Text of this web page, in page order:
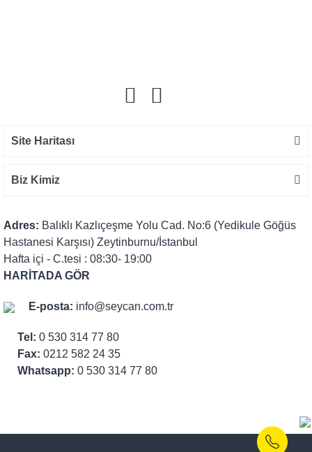
Site Haritası
Biz Kimiz
Adres: Balıklı Kazlıçeşme Yolu Cad. No:6 (Yedikule Göğüs
Hastanesi Karşısı) Zeytinburnu/İstanbul
Hafta içi - C.tesi : 08:30- 19:00
HARİTADA GÖR
E-posta: info@seycan.com.tr
Tel: 0 530 314 77 80
Fax: 0212 582 24 35
Whatsapp: 0 530 314 77 80